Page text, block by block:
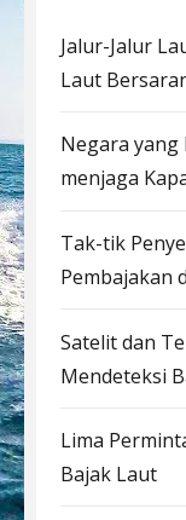
Jalur-Jalur
Laut
Negara
menjaga
Tak-tik
Pembajakan
Satelit dan
Mendeteksi
Lima
Bajak Laut